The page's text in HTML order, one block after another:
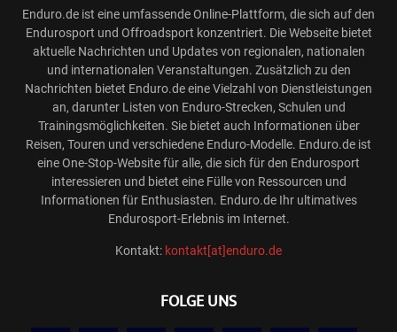
Enduro.de ist eine umfassende Online-Plattform, die sich auf den
Endurosport und Offroadsport konzentriert. Die Webseite bietet
aktuelle Nachrichten und Updates von regionalen, nationalen
und internationalen Veranstaltungen. Zusätzlich zu den
Nachrichten bietet Enduro.de eine Vielzahl von Dienstleistungen
an, darunter Listen von Enduro-Strecken, Schulen und
Trainingsmöglichkeiten. Sie bietet auch Informationen über
Reisen, Touren und verschiedene Enduro-Modelle. Enduro.de ist
eine One-Stop-Website für alle, die sich für den Endurosport
interessieren und bietet eine Fülle von Ressourcen und
Informationen für Enthusiasten. Enduro.de Ihr ultimatives
Endurosport-Erlebnis im Internet.
Kontakt: kontakt[at]enduro.de
FOLGE UNS